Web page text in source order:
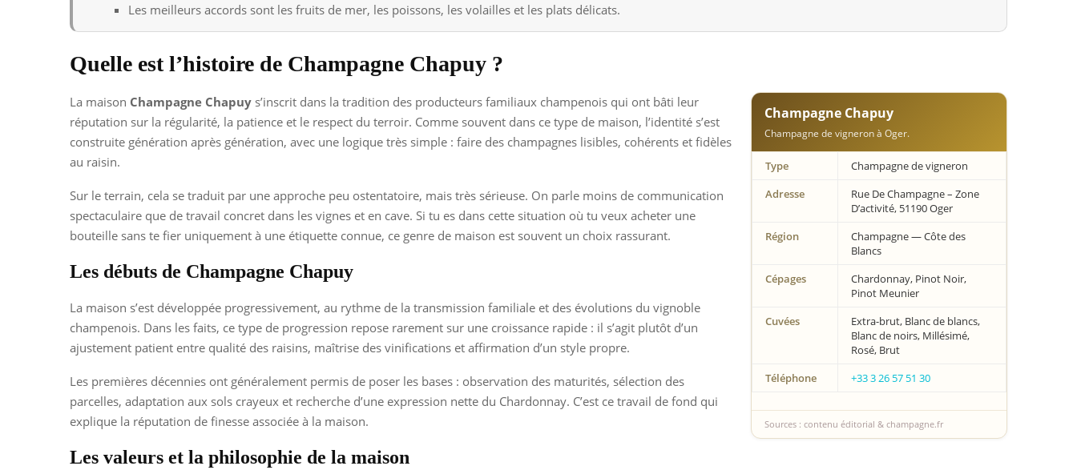
Les meilleurs accords sont les fruits de mer, les poissons, les volailles et les plats délicats.
Quelle est l’histoire de Champagne Chapuy ?
Champagne Chapuy
Champagne de vigneron à Oger.
Type
Champagne de vigneron
Adresse
Rue De Champagne – Zone
D’activité, 51190 Oger
Région
Champagne — Côte des
Blancs
Cépages
Chardonnay, Pinot Noir,
Pinot Meunier
Cuvées
Extra-brut, Blanc de blancs,
Blanc de noirs, Millésimé,
Rosé, Brut
Téléphone
+33 3 26 57 51 30
Sources : contenu éditorial & champagne.fr
La maison Champagne Chapuy s’inscrit dans la tradition des producteurs familiaux champenois qui ont bâti leur
réputation sur la régularité, la patience et le respect du terroir. Comme souvent dans ce type de maison, l’identité s’est
construite génération après génération, avec une logique très simple : faire des champagnes lisibles, cohérents et fidèles
au raisin.
Sur le terrain, cela se traduit par une approche peu ostentatoire, mais très sérieuse. On parle moins de communication
spectaculaire que de travail concret dans les vignes et en cave. Si tu es dans cette situation où tu veux acheter une
bouteille sans te fier uniquement à une étiquette connue, ce genre de maison est souvent un choix rassurant.
Les débuts de Champagne Chapuy
La maison s’est développée progressivement, au rythme de la transmission familiale et des évolutions du vignoble
champenois. Dans les faits, ce type de progression repose rarement sur une croissance rapide : il s’agit plutôt d’un
ajustement patient entre qualité des raisins, maîtrise des vinifications et affirmation d’un style propre.
Les premières décennies ont généralement permis de poser les bases : observation des maturités, sélection des
parcelles, adaptation aux sols crayeux et recherche d’une expression nette du Chardonnay. C’est ce travail de fond qui
explique la réputation de finesse associée à la maison.
Les valeurs et la philosophie de la maison